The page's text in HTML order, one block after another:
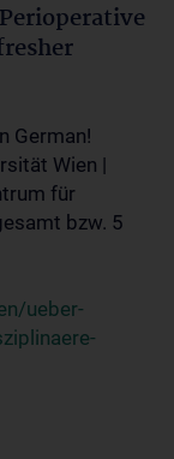
German!
Wien |
für
bzw. 5
ueber-